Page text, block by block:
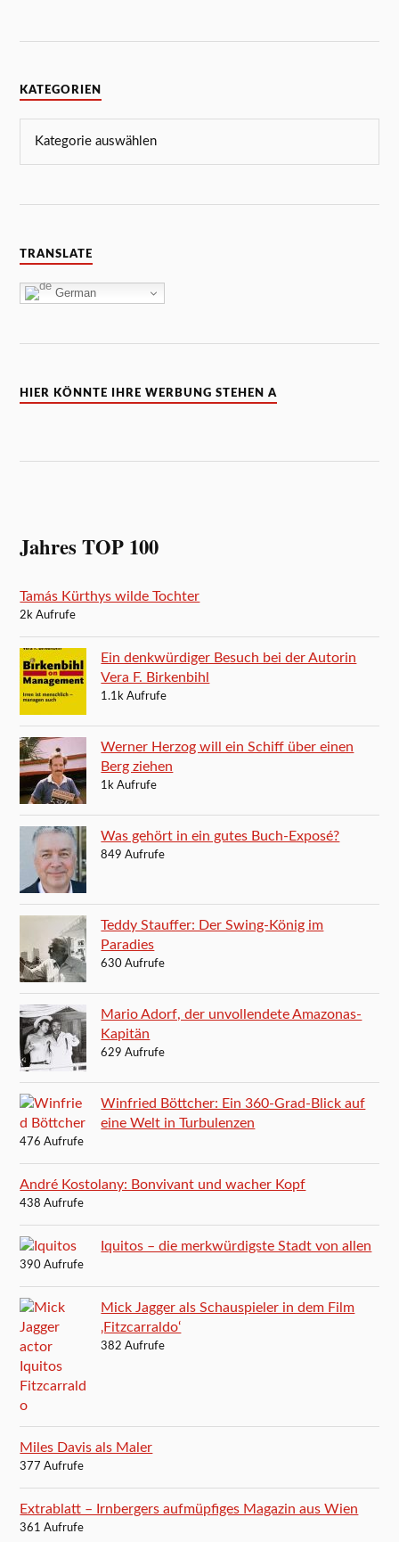
KATEGORIEN
TRANSLATE
German
HIER KÖNNTE IHRE WERBUNG STEHEN A
Jahres TOP 100
Tamás Kürthys wilde Tochter
2k Aufrufe
Ein denkwürdiger Besuch bei der Autorin
Vera F. Birkenbihl
1.1k Aufrufe
Werner Herzog will ein Schiff über einen
Berg ziehen
1k Aufrufe
Was gehört in ein gutes Buch-Exposé?
849 Aufrufe
Teddy Stauffer: Der Swing-König im
Paradies
630 Aufrufe
Mario Adorf, der unvollendete Amazonas-
Kapitän
629 Aufrufe
Winfried Böttcher: Ein 360-Grad-Blick auf
eine Welt in Turbulenzen
476 Aufrufe
André Kostolany: Bonvivant und wacher Kopf
438 Aufrufe
Iquitos – die merkwürdigste Stadt von allen
390 Aufrufe
Mick Jagger als Schauspieler in dem Film
‚Fitzcarraldo‘
382 Aufrufe
Miles Davis als Maler
377 Aufrufe
Extrablatt – Irnbergers aufmüpfiges Magazin aus Wien
361 Aufrufe